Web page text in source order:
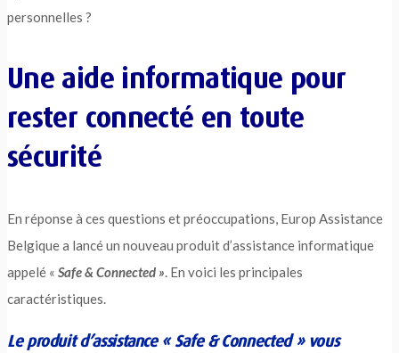
personnelles ?
Une aide informatique pour
rester connecté en toute
sécurité
En réponse à ces questions et préoccupations, Europ Assistance
Belgique a lancé un nouveau produit d’assistance informatique
appelé « Safe & Connected ». En voici les principales
caractéristiques.
Le produit d’assistance « Safe & Connected » vous